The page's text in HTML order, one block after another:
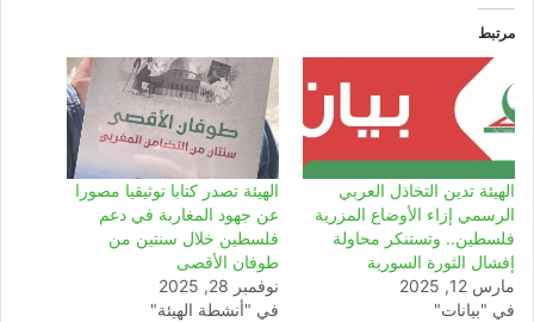
مرتبط
الهيئة تدين التخاذل العربي
الرسمي إزاء الأوضاع المزرية
فلسطين.. وتستنكر محاولة
إفشال الثورة السورية
مارس 12, 2025
في "بيانات"
الهيئة تصدر كتابا توثيقيا مصورا
عن جهود المغاربة في دعم
فلسطين خلال سنتين من
طوفان الأقصى
نوفمبر 28, 2025
في "أنشطة الهيئة"